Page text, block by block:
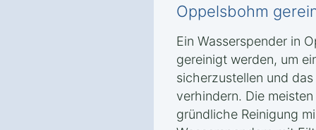
Oppelsbohm
Ein Wasserspender in
gereinigt werden, um
sicherzustellen und
verhindern. Die
gründliche Reinigung